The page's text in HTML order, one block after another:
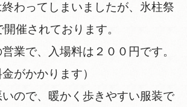
わってしまいましたが、氷柱祭
催されております。
業で、入場料は２００円です。
がかかります）
ので、暖かく歩きやすい服装で